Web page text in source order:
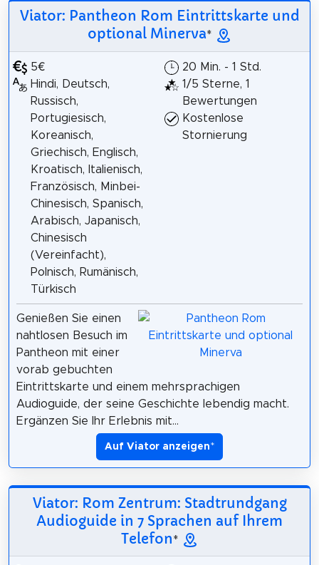
Viator: Pantheon Rom Eintrittskarte und
optional Minerva*
5€
Hindi, Deutsch,
Russisch,
Portugiesisch,
Koreanisch,
Griechisch, Englisch,
Kroatisch, Italienisch,
Französisch, Minbei-
Chinesisch, Spanisch,
Arabisch, Japanisch,
Chinesisch
(Vereinfacht),
Polnisch, Rumänisch,
Türkisch
20 Min. - 1 Std.
1/5 Sterne, 1
Bewertungen
Kostenlose
Stornierung
Genießen Sie einen
nahtlosen Besuch im
Pantheon mit einer
vorab gebuchten
Eintrittskarte und einem mehrsprachigen
Audioguide, der seine Geschichte lebendig macht.
Ergänzen Sie Ihr Erlebnis mit...
Auf Viator anzeigen*
Viator: Rom Zentrum: Stadtrundgang
Audioguide in 7 Sprachen auf Ihrem
Telefon*